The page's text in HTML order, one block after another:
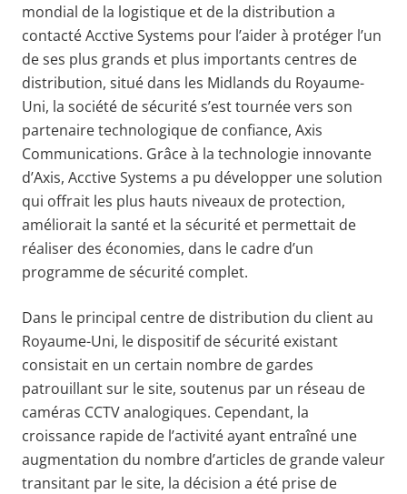
mondial de la logistique et de la distribution a
contacté Acctive Systems pour l’aider à protéger l’un
de ses plus grands et plus importants centres de
distribution, situé dans les Midlands du Royaume-
Uni, la société de sécurité s’est tournée vers son
partenaire technologique de confiance, Axis
Communications. Grâce à la technologie innovante
d’Axis, Acctive Systems a pu développer une solution
qui offrait les plus hauts niveaux de protection,
améliorait la santé et la sécurité et permettait de
réaliser des économies, dans le cadre d’un
programme de sécurité complet.
Dans le principal centre de distribution du client au
Royaume-Uni, le dispositif de sécurité existant
consistait en un certain nombre de gardes
patrouillant sur le site, soutenus par un réseau de
caméras CCTV analogiques. Cependant, la
croissance rapide de l’activité ayant entraîné une
augmentation du nombre d’articles de grande valeur
transitant par le site, la décision a été prise de